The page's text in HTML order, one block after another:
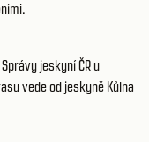
jeskyní ČR u
vede od jeskyně Kůlna